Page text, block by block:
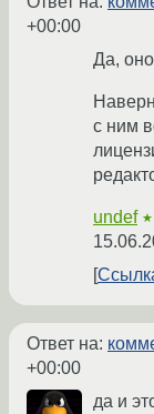
+00:00
Да,
с ним
undef
Ответ на:
+00:00
да и